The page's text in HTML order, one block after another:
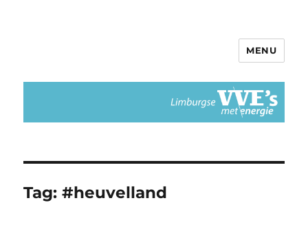
Limburgse VvEs met Energie
MENU
Tag:#heuvelland